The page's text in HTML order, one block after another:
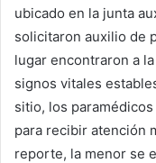
ubicado en la junta
solicitaron auxilio de
lugar encontraron a
signos vitales
sitio, los
para recibir atención
reporte, la menor se